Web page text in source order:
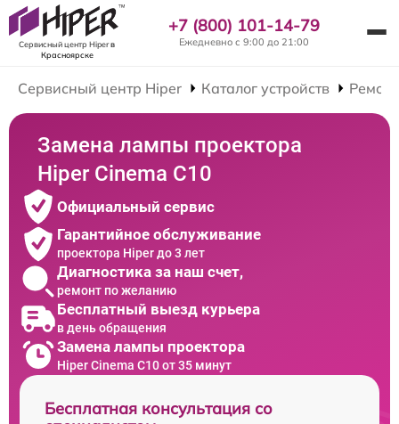
Сервисный центр Hiperв
Красноярске
+7 (800) 101-14-79
Ежедневно с 9:00 до 21:00
Сервисный центр Hiper Каталог устройств
Замена лампы проектора
Hiper Cinema C10
Официальный сервис
Гарантийное обслуживание
проектора Hiper до 3 лет
Диагностика за наш счет,
ремонт по желанию
Бесплатный выезд курьера
в день обращения
Замена лампы проектора
Hiper Cinema C10 от 35 минут
Бесплатная консультация со